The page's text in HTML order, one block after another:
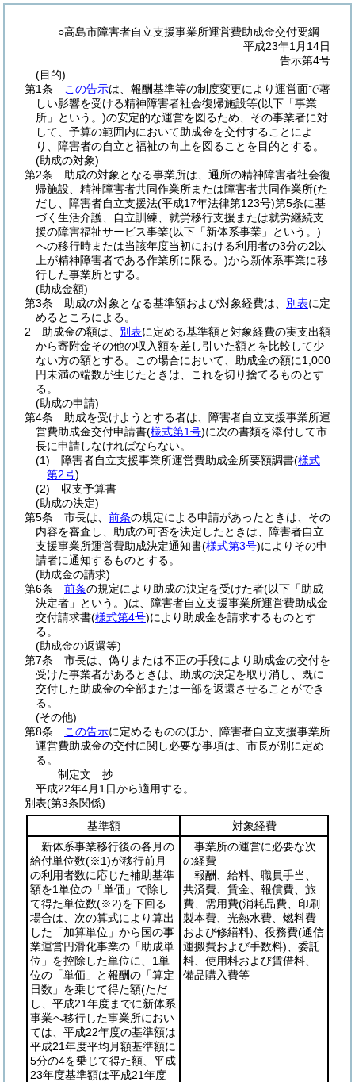
○高島市障害者自立支援事業所運営費助成金交付要綱
平成23年1月14日
告示第4号
(目的)
第1条
この告示は、報酬基準等の制度変更により運営面で著
しい影響を受ける精神障害者社会復帰施設等(以下「事業
所」という。)の安定的な運営を図るため、その事業者に対
して、予算の範囲内において助成金を交付することによ
り、障害者の自立と福祉の向上を図ることを目的とする。
(助成の対象)
第2条
助成の対象となる事業所は、通所の精神障害者社会復
帰施設、精神障害者共同作業所または障害者共同作業所(た
だし、障害者自立支援法(平成17年法律第123号)第5条に基
づく生活介護、自立訓練、就労移行支援または就労継続支
援の障害福祉サービス事業(以下「新体系事業」という。)
への移行時または当該年度当初における利用者の3分の2以
上が精神障害者である作業所に限る。)から新体系事業に移
行した事業所とする。
(助成金額)
第3条
助成の対象となる基準額および対象経費は、 別表に定
めるところによる。
2
助成金の額は、 別表に定める基準額と対象経費の実支出額
から寄附金その他の収入額を差し引いた額とを比較して少
ない方の額とする。
この場合において、助成金の額に1,000
円未満の端数が生じたときは、これを切り捨てるものとす
る。
(助成の申請)
第4条
助成を受けようとする者は、障害者自立支援事業所運
営費助成金交付申請書(様式第1号)に次の書類を添付して市
長に申請しなければならない。
(1)
障害者自立支援事業所運営費助成金所要額調書(様式
第2号)
(2)
収支予算書
(助成の決定)
第5条
市長は、 前条の規定による申請があったときは、その
内容を審査し、助成の可否を決定したときは、障害者自立
支援事業所運営費助成決定通知書(様式第3号)によりその申
請者に通知するものとする。
(助成金の請求)
第6条
前条の規定により助成の決定を受けた者(以下「助成
決定者」という。)は、障害者自立支援事業所運営費助成金
交付請求書(様式第4号)により助成金を請求するものとす
る。
(助成金の返還等)
第7条
市長は、偽りまたは不正の手段により助成金の交付を
受けた事業者があるときは、助成の決定を取り消し、既に
交付した助成金の全部または一部を返還させることができ
る。
(その他)
第8条
この告示に定めるもののほか、障害者自立支援事業所
運営費助成金の交付に関し必要な事項は、市長が別に定め
る。
制定文 抄
平成22年4月1日から適用する。
別表(第3条関係)
基準額
対象経費
新体系事業移行後の各月の
給付単位数(※1)が移行前月
の利用者数に応じた補助基準
額を1単位の「単価」で除し
て得た単位数(※2)を下回る
場合は、次の算式により算出
した「加算単位」から国の事
業運営円滑化事業の「助成単
位」を控除した単位に、1単
位の「単価」と報酬の「算定
日数」を乗じて得た額(ただ
し、平成21年度までに新体系
事業へ移行した事業所におい
ては、平成22年度の基準額は
平成21年度平均月額基準額に
5分の4を乗じて得た額、平成
23年度基準額は平成21年度
事業所の運営に必要な次
の経費
報酬、給料、職員手当、
共済費、賃金、報償費、旅
費、需用費(消耗品費、印刷
製本費、光熱水費、燃料費
および修繕料) 、役務費(通信
運搬費および手数料) 、委託
料、使用料および賃借料、
備品購入費等